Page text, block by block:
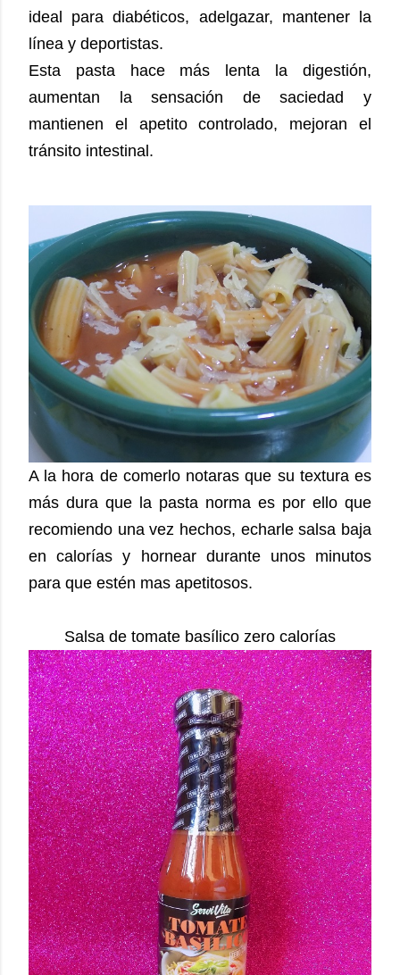
ideal para diabéticos, adelgazar, mantener la
línea y deportistas.
Esta pasta hace más lenta la digestión,
aumentan la sensación de saciedad y
mantienen el apetito controlado, mejoran el
tránsito intestinal.
A la hora de comerlo notaras que su textura es
más dura que la pasta norma es por ello que
recomiendo una vez hechos, echarle salsa baja
en calorías y hornear durante unos minutos
para que estén mas apetitosos.
Salsa de tomate basílico zero calorías